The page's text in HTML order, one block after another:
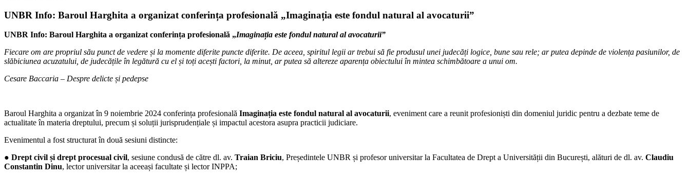
UNBR Info: Baroul Harghita a organizat conferința profesională „Imaginația este fondul natural al avocaturii”
UNBR Info: Baroul Harghita a organizat conferința profesională „Imaginația este fondul natural al avocaturii”
Fiecare om are propriul său punct de vedere și la momente diferite puncte diferite. De aceea, spiritul legii ar trebui să fie produsul unei judecăți logice, bune sau rele; ar putea depinde de violența pasiunilor, de
slăbiciunea acuzatului, de judecățile în legătură cu el și toți acești factori, la minut, ar putea să altereze aparența obiectului în mintea schimbătoare a unui om.
Cesare Baccaria – Despre delicte și pedepse
Baroul Harghita a organizat în 9 noiembrie 2024 conferința profesională Imaginația este fondul natural al avocaturii, eveniment care a reunit profesioniști din domeniul juridic pentru a dezbate teme de
actualitate în materia dreptului, precum și soluții jurisprudențiale și impactul acestora asupra practicii judiciare.
Evenimentul a fost structurat în două sesiuni distincte:
● Drept civil și drept procesual civil, sesiune condusă de către dl. av. Traian Briciu, Președintele UNBR și profesor universitar la Facultatea de Drept a Universității din București, alături de dl. av. Claudiu
Constantin Dinu, lector universitar la aceeași facultate și lector INPPA;